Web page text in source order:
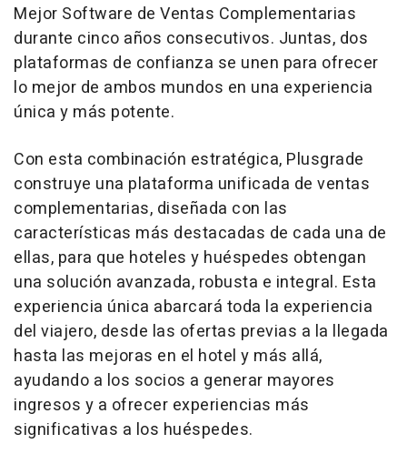
Mejor Software de Ventas Complementarias
durante cinco años consecutivos. Juntas, dos
plataformas de confianza se unen para ofrecer
lo mejor de ambos mundos en una experiencia
única y más potente.
Con esta combinación estratégica, Plusgrade
construye una plataforma unificada de ventas
complementarias, diseñada con las
características más destacadas de cada una de
ellas, para que hoteles y huéspedes obtengan
una solución avanzada, robusta e integral. Esta
experiencia única abarcará toda la experiencia
del viajero, desde las ofertas previas a la llegada
hasta las mejoras en el hotel y más allá,
ayudando a los socios a generar mayores
ingresos y a ofrecer experiencias más
significativas a los huéspedes.